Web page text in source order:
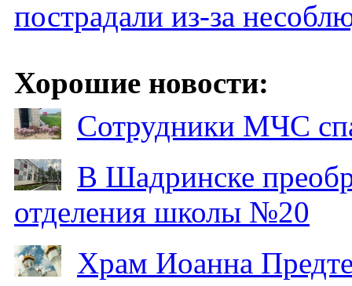
пострадали из-за
Хорошие новости:
Сотрудники МЧС
В Шадринске
отделения школы №20
Храм Иоанна